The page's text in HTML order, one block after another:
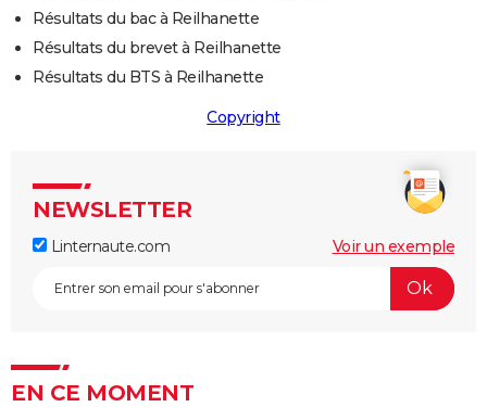
Résultats du bac à Reilhanette
Résultats du brevet à Reilhanette
Résultats du BTS à Reilhanette
Copyright
NEWSLETTER
Linternaute.com Voir un exemple
EN CE MOMENT